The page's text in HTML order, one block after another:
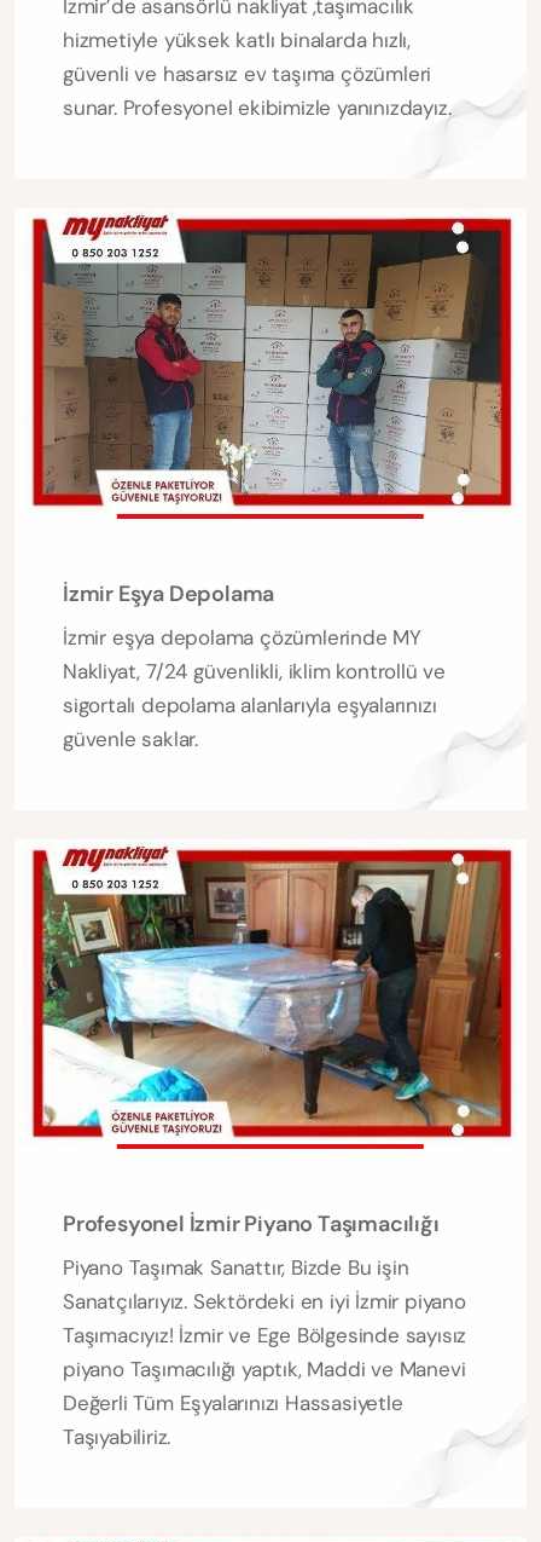
İzmir’de asansörlü nakliyat ,taşımacılık
hizmetiyle yüksek katlı binalarda hızlı,
güvenli ve hasarsız ev taşıma çözümleri
sunar. Profesyonel ekibimizle yanınızdayız.
İzmir Eşya Depolama
İzmir eşya depolama çözümlerinde MY
Nakliyat, 7/24 güvenlikli, iklim kontrollü ve
sigortalı depolama alanlarıyla eşyalarınızı
güvenle saklar.
Profesyonel İzmir Piyano Taşımacılığı
Piyano Taşımak Sanattır, Bizde Bu işin
Sanatçılarıyız. Sektördeki en iyi İzmir piyano
Taşımacıyız! İzmir ve Ege Bölgesinde sayısız
piyano Taşımacılığı yaptık, Maddi ve Manevi
Değerli Tüm Eşyalarınızı Hassasiyetle
Taşıyabiliriz.